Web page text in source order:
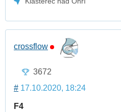
crossflow
3672
# 17.10.2020, 18:24
F4